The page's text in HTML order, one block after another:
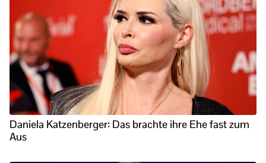
Daniela Katzenberger: Das brachte ihre Ehe fast zum
Aus